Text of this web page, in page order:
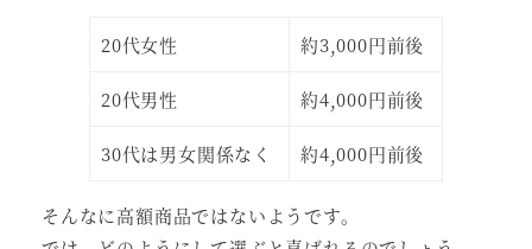
20代女性 約3,000円前後
20代男性 約4,000円前後
30代は男女関係なく 約4,000円前後
そんなに高額商品ではないようです。